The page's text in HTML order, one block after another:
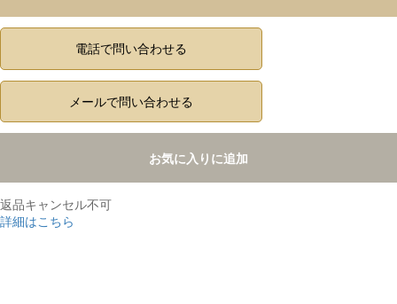
電話で問い合わせる
メールで問い合わせる
お気に入りに追加
返品キャンセル不可
詳細はこちら